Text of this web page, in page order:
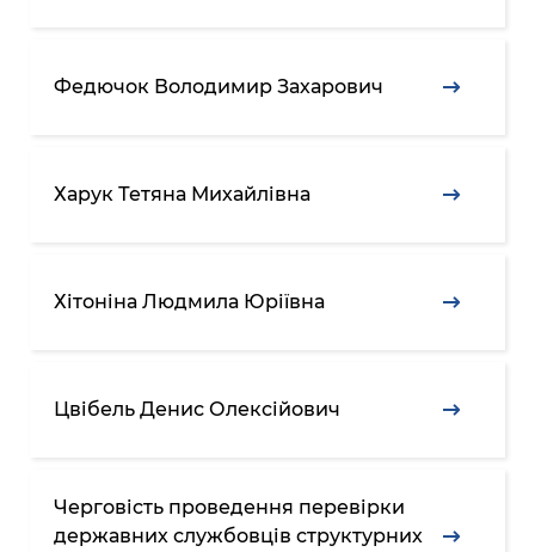
Федючок Володимир Захарович
Харук Тетяна Михайлівна
Хітоніна Людмила Юріївна
Цвібель Денис Олексійович
Черговість проведення перевірки
державних службовців структурних